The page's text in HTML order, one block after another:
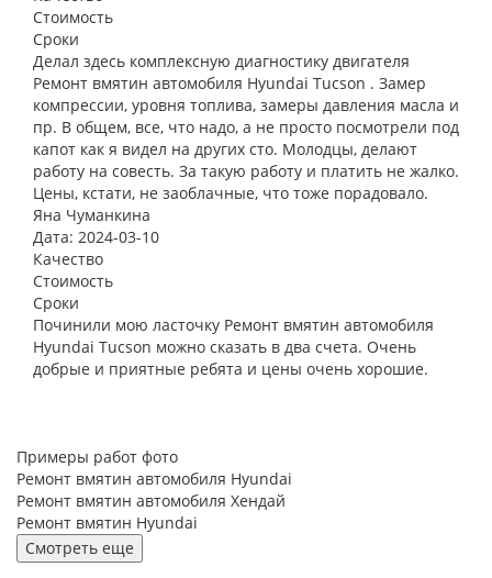
Стоимость
Сроки
Делал здесь комплексную диагностику двигателя
Ремонт вмятин автомобиля Hyundai Tucson . Замер
компрессии, уровня топлива, замеры давления масла и
пр. В общем, все, что надо, а не просто посмотрели под
капот как я видел на других сто. Молодцы, делают
работу на совесть. За такую работу и платить не жалко.
Цены, кстати, не заоблачные, что тоже порадовало.
Яна Чуманкина
Дата: 2024-03-10
Качество
Стоимость
Сроки
Починили мою ласточку Ремонт вмятин автомобиля
Hyundai Tucson можно сказать в два счета. Очень
добрые и приятные ребята и цены очень хорошие.
Примеры работ фото
Ремонт вмятин автомобиля Hyundai
Ремонт вмятин автомобиля Хендай
Ремонт вмятин Hyundai
Смотреть еще